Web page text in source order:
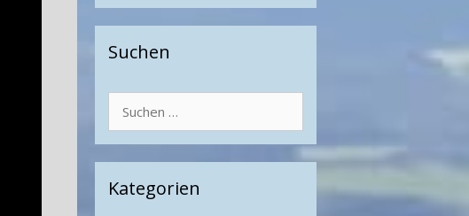
Suchen
nach:
Kategorien